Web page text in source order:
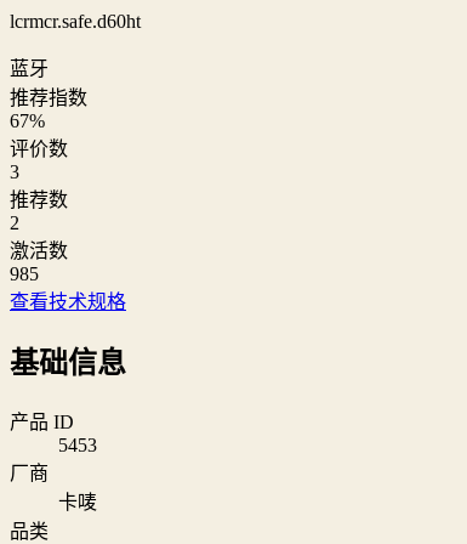
lcrmcr.safe.d60ht
蓝牙
推荐指数
67%
评价数
3
推荐数
2
激活数
985
查看技术规格
基础信息
产品 ID
5453
厂商
卡唛
品类